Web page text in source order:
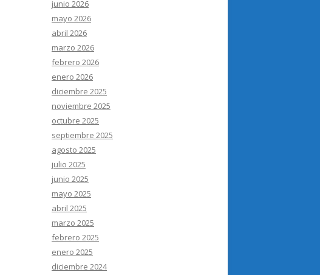
junio 2026
mayo 2026
abril 2026
marzo 2026
febrero 2026
enero 2026
diciembre 2025
noviembre 2025
octubre 2025
septiembre 2025
agosto 2025
julio 2025
junio 2025
mayo 2025
abril 2025
marzo 2025
febrero 2025
enero 2025
diciembre 2024